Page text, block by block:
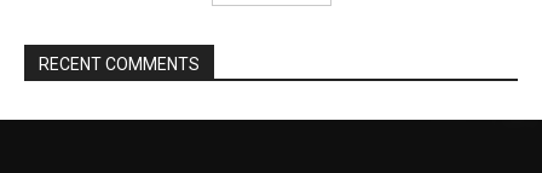
RECENT COMMENTS